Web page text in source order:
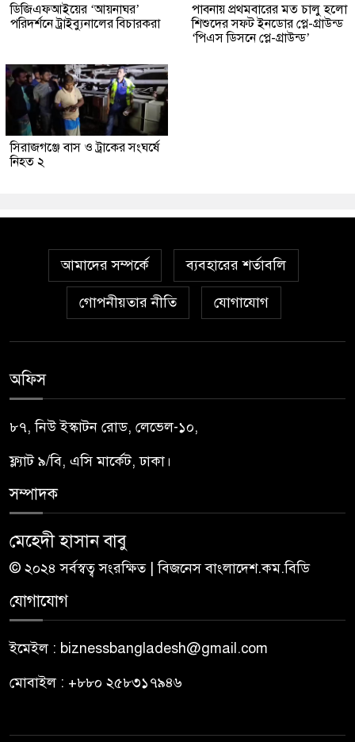
ডিজিএফআইয়ের ‘আয়নাঘর’
পরিদর্শনে ট্রাইব্যুনালের বিচারকরা
পাবনায় প্রথমবারের মত চালু হলো
শিশুদের সফট ইনডোর প্লে-গ্রাউন্ড
‘পিএস ডিসনে প্লে-গ্রাউন্ড’
সিরাজগঞ্জে বাস ও ট্রাকের সংঘর্ষে
নিহত ২
আমাদের সম্পর্কে ব্যবহারের শর্তাবলি
গোপনীয়তার নীতি যোগাযোগ
অফিস
৮৭, নিউ ইস্কাটন রোড, লেভেল-১০,
ফ্ল্যাট ৯/বি, এসি মার্কেট, ঢাকা।
সম্পাদক
মেহেদী হাসান বাবু
© ২০২৪ সর্বস্বত্ব সংরক্ষিত | বিজনেস বাংলাদেশ.কম.বিডি
যোগাযোগ
ইমেইল : biznessbangladesh@gmail.com
মোবাইল : +৮৮০ ২৫৮৩১৭৯৪৬